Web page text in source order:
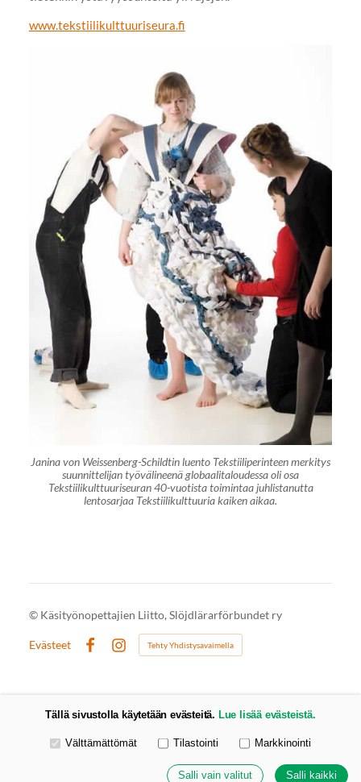
www.tekstiilikulttuuriseura.fi
Janina von Weissenberg-Schildtin luento Tekstiiliperinteen merkitys
suunnittelijan työvälineenä globaalitaloudessa oli osa
Tekstiilikulttuuriseuran 40-vuotista toimintaa juhlistanutta
lentosarjaa Tekstiilikulttuuria kaiken aikaa.
© Käsityönopettajien Liitto, Slöjdlärarförbundet ry
Evästeet
Instagram
Tehty Yhdistysavaimella
Tällä sivustolla käytetään evästeitä. Lue lisää evästeistä.
Valitse käytettävät evästeet
Välttämättömät Tilastointi Markkinointi
Salli vain valitut Salli kaikki